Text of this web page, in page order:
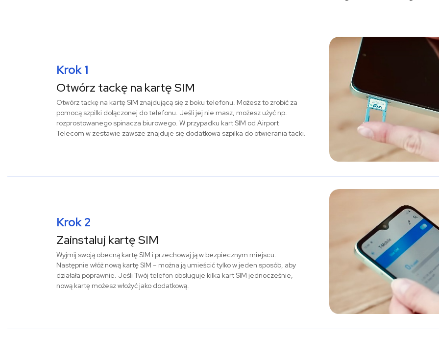
Krok 1
Otwórz tackę na kartę SIM
Otwórz tackę na kartę SIM znajdującą się z boku telefonu. Możesz to zrobić za
pomocą szpilki dołączonej do telefonu. Jeśli jej nie masz, możesz użyć np.
rozprostowanego spinacza biurowego. W przypadku kart SIM od Airport
Telecom w zestawie zawsze znajduje się dodatkowa szpilka do otwierania tacki.
Krok 2
Zainstaluj kartę SIM
Wyjmij swoją obecną kartę SIM i przechowaj ją w bezpiecznym miejscu.
Następnie włóż nową kartę SIM – można ją umieścić tylko w jeden sposób, aby
działała poprawnie. Jeśli Twój telefon obsługuje kilka kart SIM jednocześnie,
nową kartę możesz włożyć jako dodatkową.